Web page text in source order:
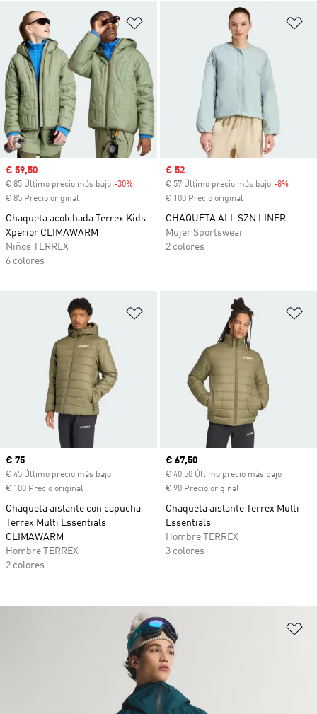
Añadir a la lista de deseos
Precio de venta
€ 59,50
€ 85 Último precio más bajo -30% Descuento
€ 85 Precio original
Chaqueta acolchada Terrex Kids
Xperior CLIMAWARM
Niños TERREX
6 colores
Precio de venta
€ 52
€ 57 Último precio más bajo -8%
€ 100 Precio original
CHAQUETA ALL SZN LINER
Mujer Sportswear
2 colores
Añadir a la lista de deseos
Precio actual
€ 75
€ 45 Último precio más bajo
€ 100 Precio original
Chaqueta aislante con capucha
Terrex Multi Essentials
CLIMAWARM
Hombre TERREX
2 colores
Precio actual
€ 67,50
€ 40,50 Último precio más bajo
€ 90 Precio original
Chaqueta aislante Terrex Multi
Essentials
Hombre TERREX
3 colores